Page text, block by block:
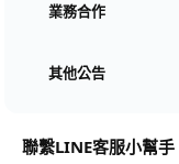
業務合作
其他公告
聯繫LINE客服小幫手